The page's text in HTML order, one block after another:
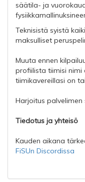
säätila- ja
Teknisistä syistä
maksulliset
Muuta ennen
profiilista tiimisi nimi
tiimikavereillasi on
Harjoitus palvelimen
Tiedotus ja yhteisö
Kauden aikana
FiSUn Discordissa